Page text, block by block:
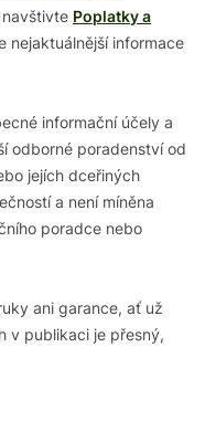
Poplatky a
nejaktuálnější informace
informační účely a
odborné poradenství od
jejích dceřiných
a není míněna
poradce nebo
ani garance, ať už
v publikaci je přesný,